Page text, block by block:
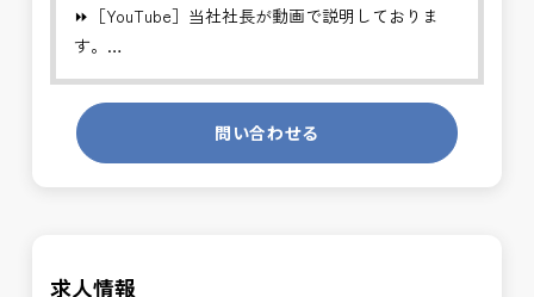
質管理、設計変
更などの支援を行います。
※基本的に、土日祝祭日は、休日となります。
＊受注が多く、増員募集しております。
⏩［YouTube］当社社長が動画で説明しておりま
す。
https://youtube.com/channel/
発注者側の立場で業務を行う、やりがいのあるお仕
事です。
長期的にお仕事が出来る方を募集しております。
✅ストレスのない、上下関係を気にしなくてもよい
問い合わせる
求人情報